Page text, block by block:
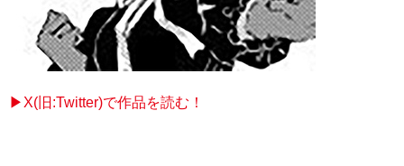
▶X(旧:Twitter)で作品を読む！